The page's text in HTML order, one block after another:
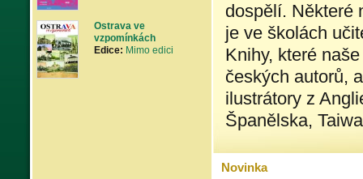
Ostrava ve
vzpomínkách
Edice: Mimo edici
dospělí. Některé
je ve školách
Knihy, které
českých autorů,
ilustrátory z
Španělska,
Novinka